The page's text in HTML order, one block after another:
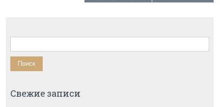
Найти:
Свежие записи